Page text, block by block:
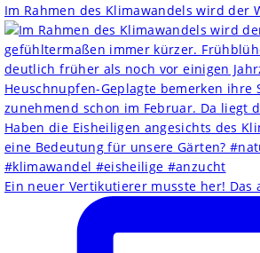
Im Rahmen des Klimawandels wird der
Ein neuer Vertikutierer musste her! Das